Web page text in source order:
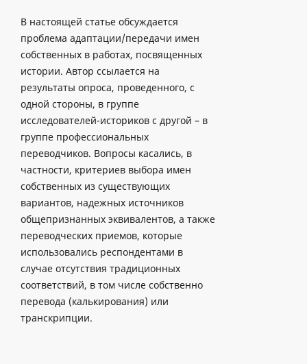
В настоящей статье oбсуждается
проблема адаптации/передачи имен
собственных в работах, посвященных
истории. Автор ссылается на
результаты опроса, проведенного, с
одной стороны, в группе
исследователей-историков с другой – в
группе профессиональных
переводчиков. Вопросы касались, в
частности, критериев выбора имен
собственных из существующих
вариантов, надежных источников
общепризнанных эквивалентов, а также
переводческих приемов, которые
использовались респондентами в
случае отсутствия традиционных
соответствий, в том числе собственно
перевода (калькирования) или
транскрипции.